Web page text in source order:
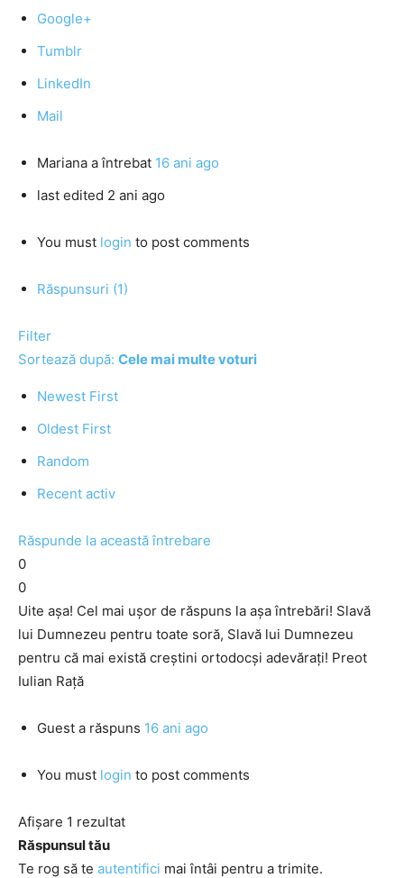
Google+
Tumblr
LinkedIn
Mail
Mariana a întrebat 16 ani ago
last edited 2 ani ago
You must login to post comments
Răspunsuri (1)
Filter
Sortează după: Cele mai multe voturi
Newest First
Oldest First
Random
Recent activ
Răspunde la această întrebare
0
0
Uite aşa! Cel mai uşor de răspuns la aşa întrebări! Slavă
lui Dumnezeu pentru toate soră, Slavă lui Dumnezeu
pentru că mai există creştini ortodocşi adevăraţi! Preot
Iulian Raţă
Guest a răspuns 16 ani ago
You must login to post comments
Afișare 1 rezultat
Răspunsul tău
Te rog să te autentifici mai întâi pentru a trimite.